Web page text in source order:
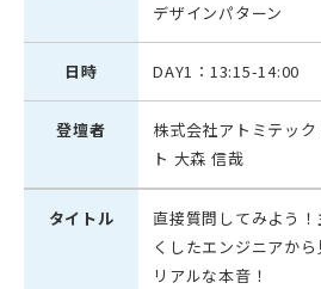
デザインパターン
日時 DAY1：13:15-14:00
登壇者
株式会社アトミテッ
ト 大森 信哉
タイトル
直接質問してみよう
くしたエンジニアか
リアルな本音！